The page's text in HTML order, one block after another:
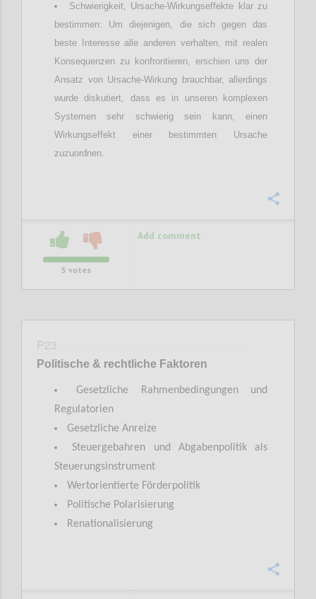
Schwierigkeit, Ursache-Wirkungseffekte klar zu
bestimmen: Um diejenigen, die sich gegen das
beste Interesse alle anderen verhalten, mit realen
Konsequenzen zu konfrontieren, erschien uns der
Ansatz von Ursache-Wirkung brauchbar, allerdings
wurde diskutiert, dass es in unseren komplexen
Systemen sehr schwierig sein kann, einen
Wirkungseffekt einer bestimmten Ursache
zuzuordnen.
5 votes
Add comment
P23
Politische & rechtliche Faktoren
Gesetzliche Rahmenbedingungen und
Regulatorien
Gesetzliche Anreize
Steuergebahren und Abgabenpolitik als
Steuerungsinstrument
Wertorientierte Förderpolitik
Politische Polarisierung
Renationalisierung